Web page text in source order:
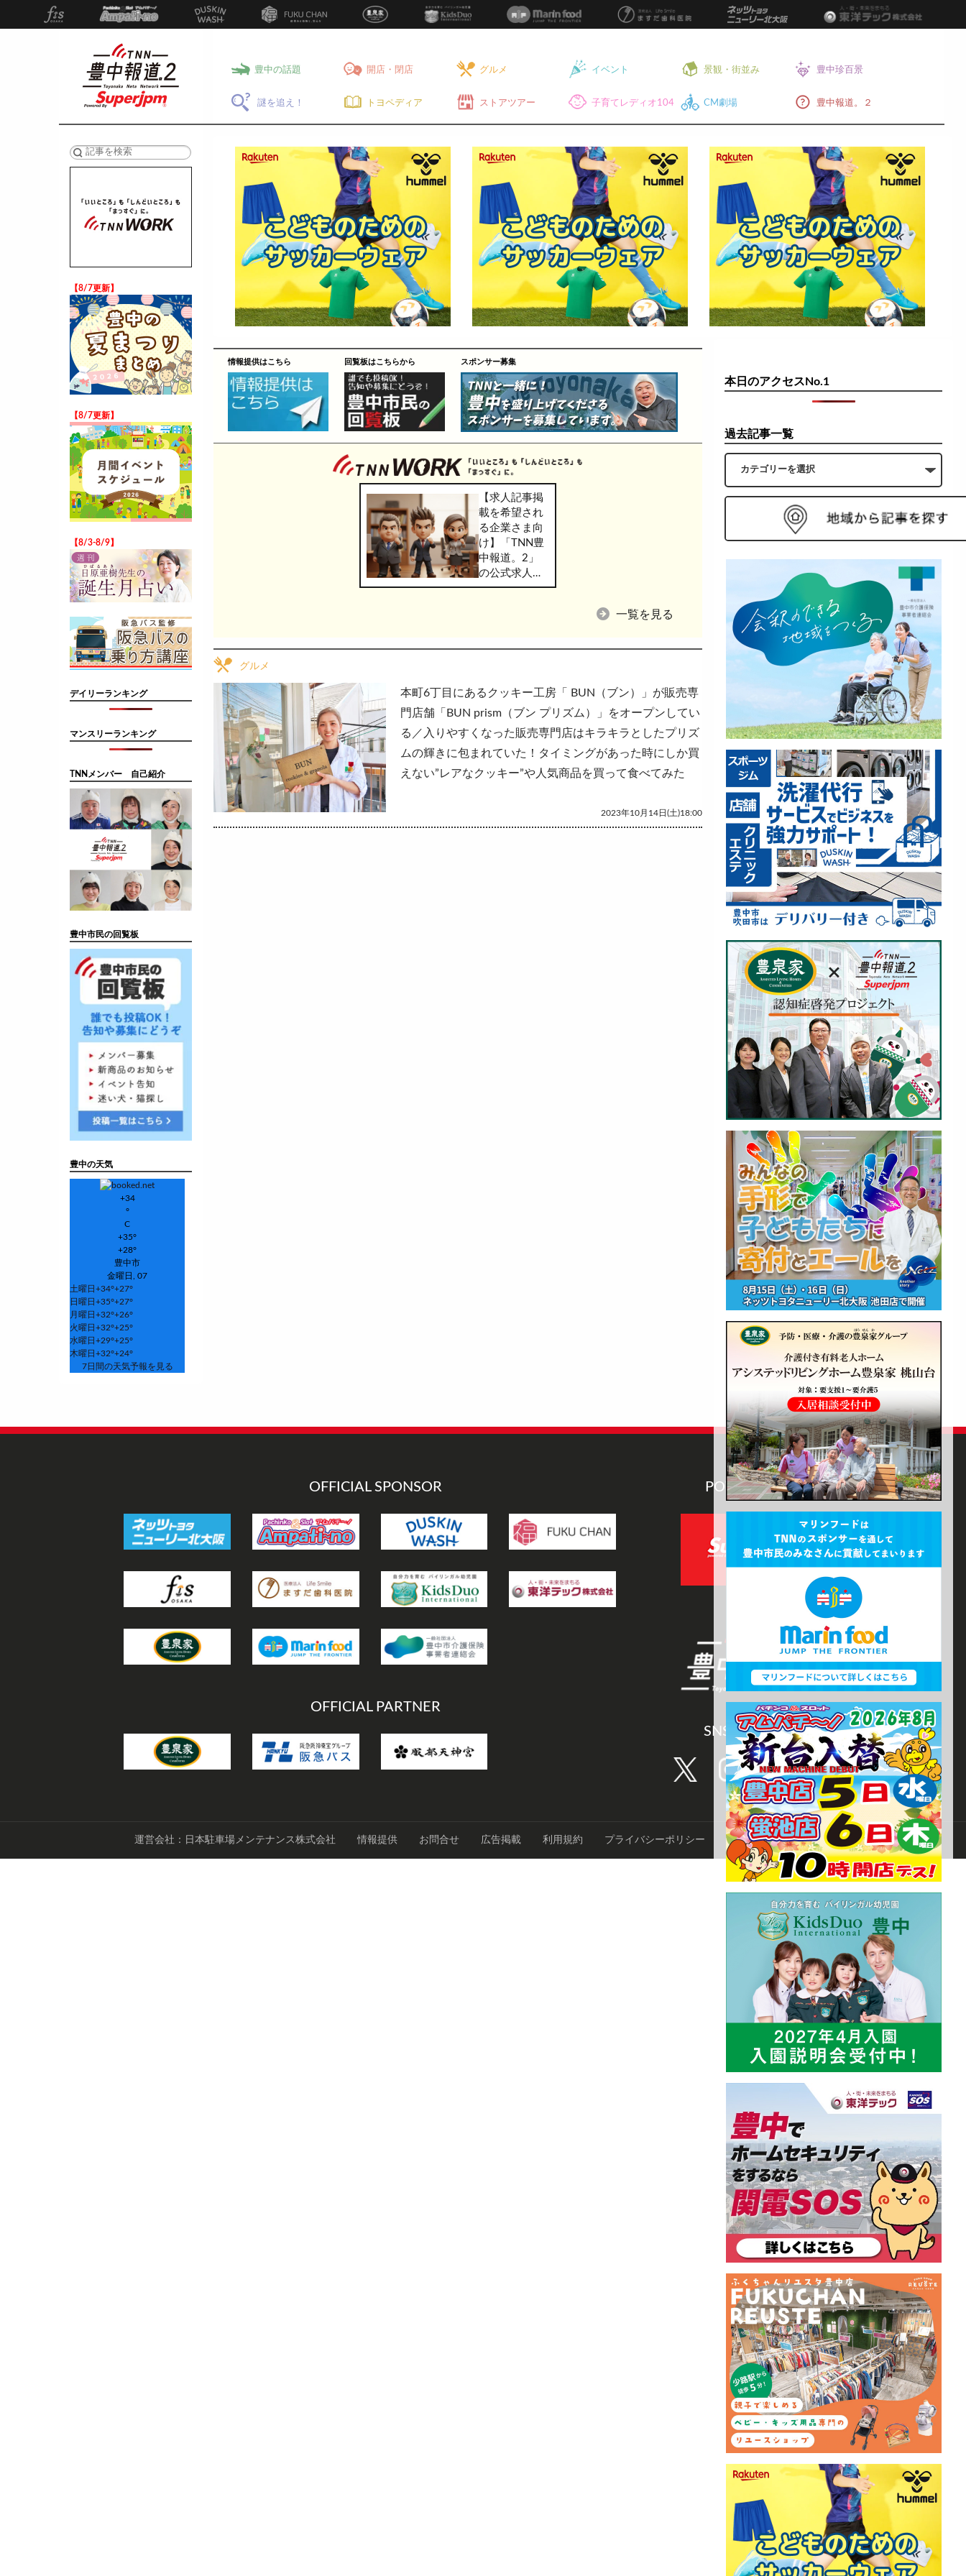
豊中の話題 開店・閉店 グルメ イベント 景観・街並み 豊中珍百景
謎を追え！ トヨペディア ストアツアー 子育てレディオ104 CM劇場 豊中報道。２
情報提供はこちら 回覧板はこちらから スポンサー募集
【求人記事掲
載を希望され
る企業さま向
け】「TNN豊
中報道。2」
の公式求人情
報サービス
して
一覧を見る
グルメ
本町6丁目にあるクッキー工房「 BUN（ブン）」が販売専
門店舗「BUN prism（ブン プリズム）」をオープンしてい
る／入りやすくなった販売専門店はキラキラとしたプリズ
ムの輝きに包まれていた！タイミングがあった時にしか買
えない”レアなクッキー”や人気商品を買って食べてみた
2023年10月14日(土)18:00
【8/7更新】
【8/7更新】
【8/3-8/9】
デイリーランキング
マンスリーランキング
TNNメンバー 自己紹介
豊中市民の回覧板
豊中の天気
+34
°
C
+35°
+28°
豊中市
金曜日, 07
土曜日 +34°+27°
日曜日 +35°+27°
月曜日 +32°+26°
火曜日 +32°+25°
水曜日 +29°+25°
木曜日 +32°+24°
7日間の天気予報を見る
本日のアクセスNo.1
過去記事一覧
OFFICIAL SPONSOR
OFFICIAL PARTNER
POWERED BY
SNS CHANNEL
運営会社：日本駐車場メンテナンス株式会社 情報提供 お問合せ 広告掲載 利用規約 プライバシーポリシー ©️TNN豊中報道。2